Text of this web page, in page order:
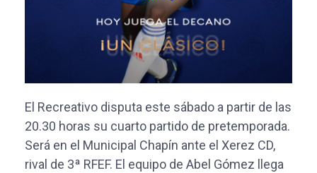
El Recreativo disputa este sábado a partir de las
20.30 horas su cuarto partido de pretemporada.
Será en el Municipal Chapín ante el Xerez CD,
rival de 3ª RFEF. El equipo de Abel Gómez llega